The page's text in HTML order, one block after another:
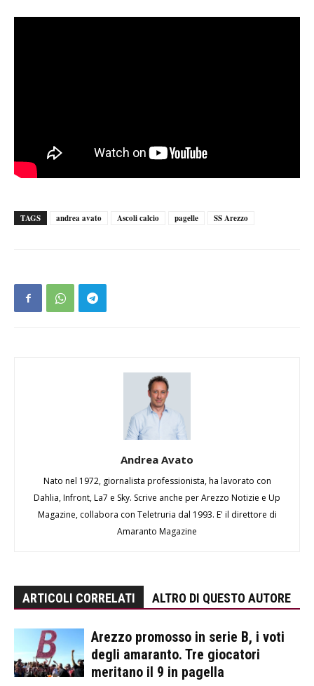
TAGS andrea avato Ascoli calcio pagelle SS Arezzo
Andrea Avato
Nato nel 1972, giornalista professionista, ha lavorato con
Dahlia, Infront, La7 e Sky. Scrive anche per Arezzo Notizie e Up
Magazine, collabora con Teletruria dal 1993. E' il direttore di
Amaranto Magazine
ARTICOLI CORRELATI ALTRO DI QUESTO AUTORE
Arezzo promosso in serie B, i voti
degli amaranto. Tre giocatori
meritano il 9 in pagella